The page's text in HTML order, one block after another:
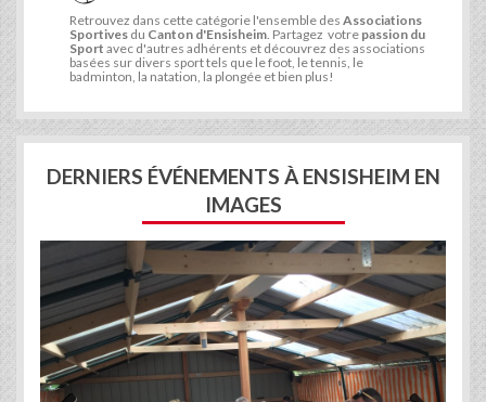
Retrouvez dans cette catégorie l'ensemble des Associations
Sportives du Canton d'Ensisheim. Partagez votre passion du
Sport avec d'autres adhérents et découvrez des associations
basées sur divers sport tels que le foot, le tennis, le
badminton, la natation, la plongée et bien plus!
DERNIERS ÉVÉNEMENTS À ENSISHEIM EN
IMAGES